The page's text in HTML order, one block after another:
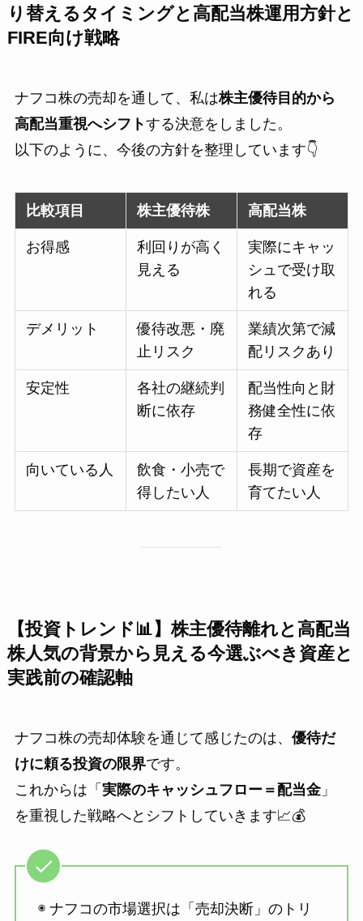
り替えるタイミングと高配当株運用方針と
FIRE向け戦略
ナフコ株の売却を通して、私は株主優待目的から
高配当重視へシフトする決意をしました。
以下のように、今後の方針を整理しています👇
比較項目 株主優待株 高配当株
お得感
利回りが高く
見える
実際にキャッ
シュで受け取
れる
デメリット
優待改悪・廃
止リスク
業績次第で減
配リスクあり
安定性
各社の継続判
断に依存
配当性向と財
務健全性に依
存
向いている人
飲食・小売で
得したい人
長期で資産を
育てたい人
【投資トレンド📊】株主優待離れと高配当
株人気の背景から見える今選ぶべき資産と
実践前の確認軸
ナフコ株の売却体験を通じて感じたのは、 優待だ
けに頼る投資の限界です。
これからは「 実際のキャッシュフロー＝配当金」
を重視した戦略へとシフトしていきます📈💰
◉ ナフコの市場選択は「売却決断」のトリ